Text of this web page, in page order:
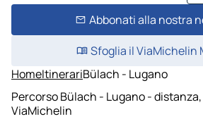
Abbonati alla nostra
Sfoglia il ViaMichelin
HomeItinerariBülach - Lugano
Percorso Bülach - Lugano -
ViaMichelin